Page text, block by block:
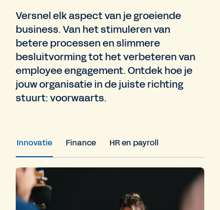
Versnel elk aspect van je groeiende
business. Van het stimuleren van
betere processen en slimmere
besluitvorming tot het verbeteren van
employee engagement. Ontdek hoe je
jouw organisatie in de juiste richting
stuurt: voorwaarts.
Innovatie Finance HR en payroll